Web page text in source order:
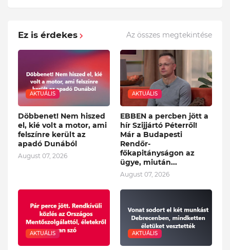
Ez is érdekes Az összes megtekintése
AKTUÁLIS
Döbbenet! Nem hiszed
el, kié volt a motor, ami
felszínre került az
apadó Dunából
August 07, 2026
AKTUÁLIS
EBBEN a percben jött a
hír Szijjártó Péterről!
Már a Budapesti
Rendőr-
főkapitányságon az
ügye, miután...
August 07, 2026
AKTUÁLIS AKTUÁLIS